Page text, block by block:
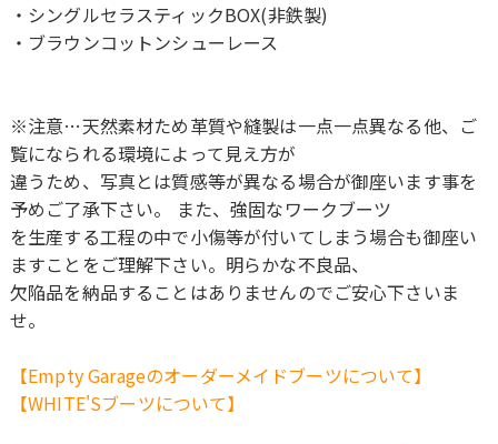
・シングルセラスティックBOX(非鉄製)
・ブラウンコットンシューレース
※注意…天然素材ため革質や縫製は一点一点異なる他、ご
覧になられる環境によって見え方が
違うため、写真とは質感等が異なる場合が御座います事を
予めご了承下さい。 また、強固なワークブーツ
を生産する工程の中で小傷等が付いてしまう場合も御座い
ますことをご理解下さい。明らかな不良品、
欠陥品を納品することはありませんのでご安心下さいま
せ。
【Empty Garageのオーダーメイドブーツについて】
【WHITE'Sブーツについて】